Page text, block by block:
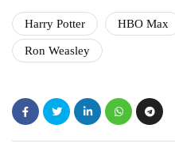
Harry Potter HBO Max
Ron Weasley